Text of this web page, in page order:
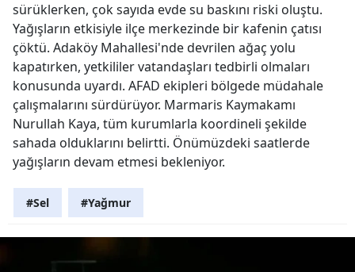
sürüklerken, çok sayıda evde su baskını riski oluştu.
Yağışların etkisiyle ilçe merkezinde bir kafenin çatısı
çöktü. Adaköy Mahallesi'nde devrilen ağaç yolu
kapatırken, yetkililer vatandaşları tedbirli olmaları
konusunda uyardı. AFAD ekipleri bölgede müdahale
çalışmalarını sürdürüyor. Marmaris Kaymakamı
Nurullah Kaya, tüm kurumlarla koordineli şekilde
sahada olduklarını belirtti. Önümüzdeki saatlerde
yağışların devam etmesi bekleniyor.
#Sel #Yağmur